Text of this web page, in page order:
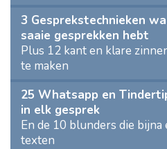
3 Gesprekstechnieken
saaie gesprekken hebt
Plus 12 kant en klare
te maken
25 Whatsapp en
in elk gesprek
En de 10 blunders die
texten